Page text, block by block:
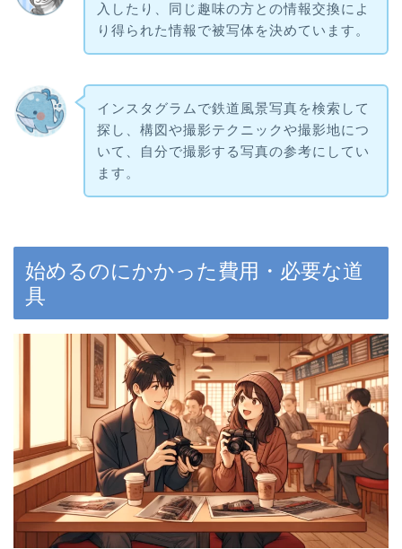
入したり、同じ趣味の方との情報交換によ
り得られた情報で被写体を決めています。
インスタグラムで鉄道風景写真を検索して
探し、構図や撮影テクニックや撮影地につ
いて、自分で撮影する写真の参考にしてい
ます。
始めるのにかかった費用・必要な道
具